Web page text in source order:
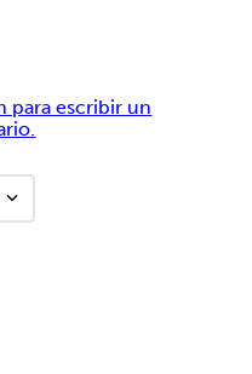
para escribir un